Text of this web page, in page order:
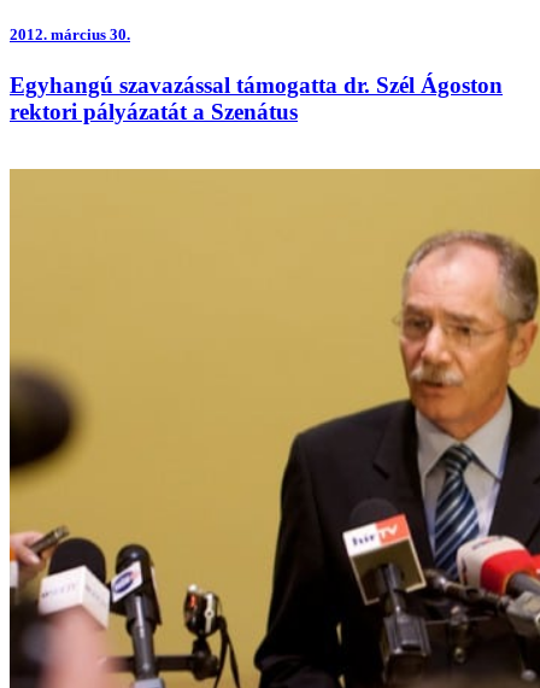
2012. március 30.
Egyhangú szavazással támogatta dr. Szél Ágoston
rektori pályázatát a Szenátus